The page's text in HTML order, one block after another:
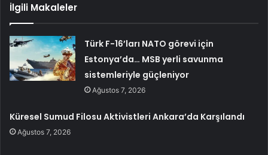
İlgili Makaleler
Türk F-16’ları NATO görevi için
Estonya’da… MSB yerli savunma
sistemleriyle güçleniyor
Ağustos 7, 2026
Küresel Sumud Filosu Aktivistleri Ankara’da Karşılandı
Ağustos 7, 2026